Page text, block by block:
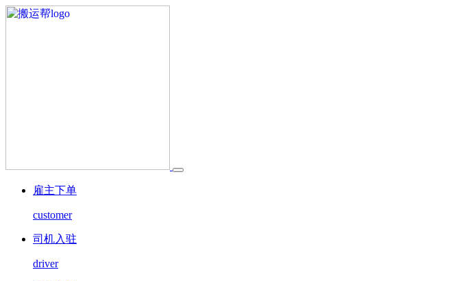
雇主下单
customer
司机入驻
driver